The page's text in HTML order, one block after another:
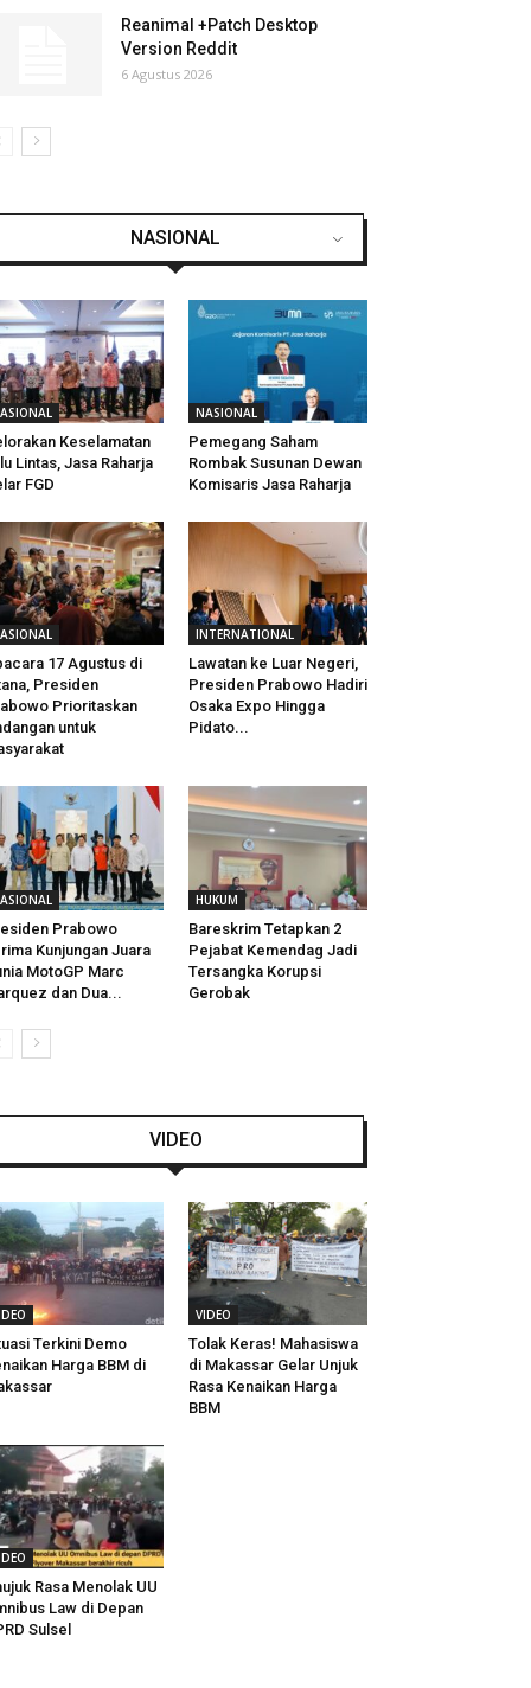
Reanimal +Patch Desktop
Version Reddit
6 Agustus 2026
NASIONAL
Keselamatan
Lintas, Jasa Raharja
FGD
NASIONAL
Pemegang Saham
Rombak Susunan Dewan
Komisaris Jasa Raharja
17 Agustus di
Presiden
Prioritaskan
untuk
INTERNATIONAL
Lawatan ke Luar Negeri,
Presiden Prabowo Hadiri
Osaka Expo Hingga
Pidato...
Prabowo
Kunjungan Juara
MotoGP Marc
dan Dua...
HUKUM
Bareskrim Tetapkan 2
Pejabat Kemendag Jadi
Tersangka Korupsi
Gerobak
VIDEO
Terkini Demo
Harga BBM di
VIDEO
Tolak Keras! Mahasiswa
di Makassar Gelar Unjuk
Rasa Kenaikan Harga
BBM
Rasa Menolak UU
Law di Depan
Sulsel